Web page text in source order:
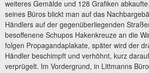
weiteres Gemälde und 128 Grafiken
seines Büros blickt man auf das
Händlers auf der gegenüberliegenden
besoffenene Schupos Hakenkreuze an die
folgen Propagandaplakate, später wird der
Händler beschimpft und verhöhnt, kurz
verprügelt. Im Vordergrund, in Littmanns